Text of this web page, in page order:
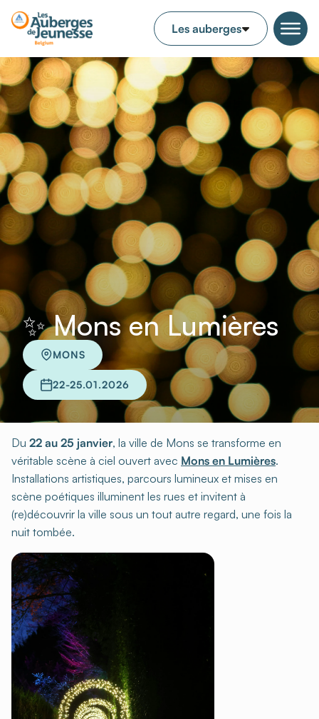
✨ Mons en Lumières
MONS
22-25.01.2026
Du 22 au 25 janvier, la ville de Mons se transforme en
véritable scène à ciel ouvert avec Mons en Lumières.
Installations artistiques, parcours lumineux et mises en
scène poétiques illuminent les rues et invitent à
(re)découvrir la ville sous un tout autre regard, une fois la
nuit tombée.